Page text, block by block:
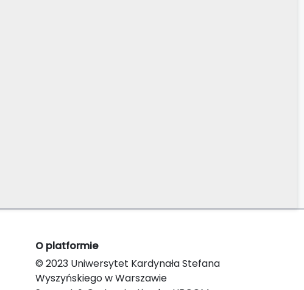
O platformie
© 2023 Uniwersytet Kardynała Stefana
Wyszyńskiego w Warszawie